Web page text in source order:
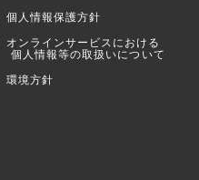
個人情報保護方針
オンラインサービスにおける
個人情報等の取扱いについて
環境方針